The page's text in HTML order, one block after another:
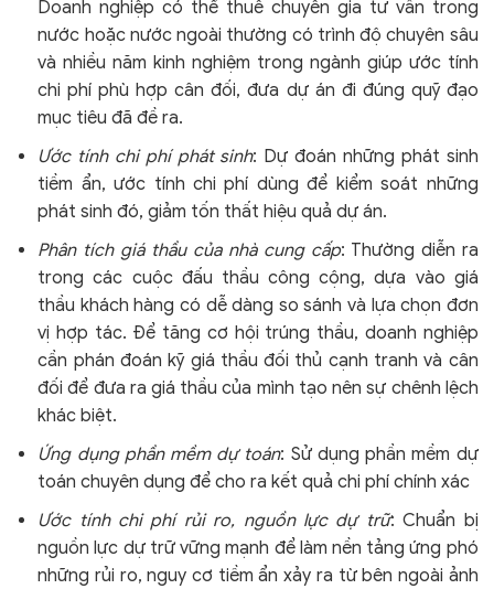
Doanh nghiệp có thể thuê chuyên gia tư vấn trong
nước hoặc nước ngoài thường có trình độ chuyên sâu
và nhiều năm kinh nghiệm trong ngành giúp ước tính
chi phí phù hợp cân đối, đưa dự án đi đúng quỹ đạo
mục tiêu đã đề ra.
Ước tính chi phí phát sinh: Dự đoán những phát sinh
tiềm ẩn, ước tính chi phí dùng để kiểm soát những
phát sinh đó, giảm tốn thất hiệu quả dự án.
Phân tích giá thầu của nhà cung cấp: Thường diễn ra
trong các cuộc đấu thầu công cộng, dựa vào giá
thầu khách hàng có dễ dàng so sánh và lựa chọn đơn
vị hợp tác. Để tăng cơ hội trúng thầu, doanh nghiệp
cần phán đoán kỹ giá thầu đối thủ cạnh tranh và cân
đối để đưa ra giá thầu của mình tạo nên sự chênh lệch
khác biệt.
Ứng dụng phần mềm dự toán: Sử dụng phần mềm dự
toán chuyên dụng để cho ra kết quả chi phí chính xác
Ước tính chi phí rủi ro, nguồn lực dự trữ: Chuẩn bị
nguồn lực dự trữ vững mạnh để làm nền tảng ứng phó
những rủi ro, nguy cơ tiềm ẩn xảy ra từ bên ngoài ảnh